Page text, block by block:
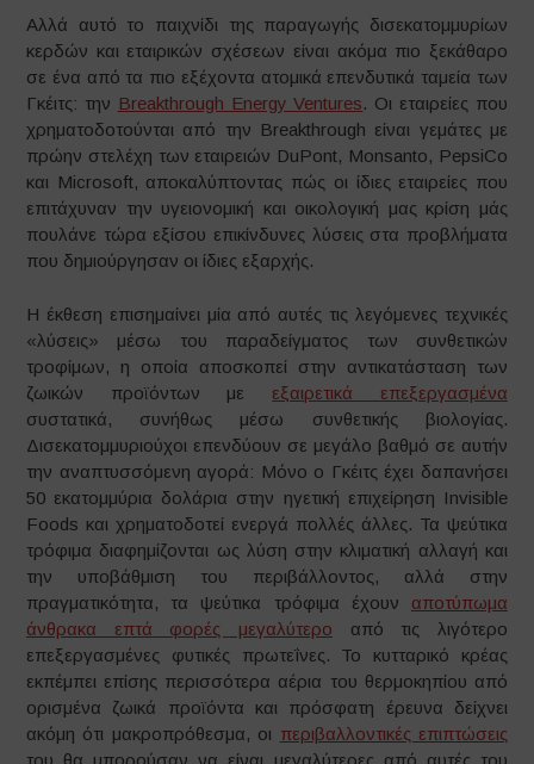
Αλλά αυτό το παιχνίδι της παραγωγής δισεκατομμυρίων
κερδών και εταιρικών σχέσεων είναι ακόμα πιο ξεκάθαρο
σε ένα από τα πιο εξέχοντα ατομικά επενδυτικά ταμεία των
Γκέιτς: την Breakthrough Energy Ventures. Οι εταιρείες που
χρηματοδοτούνται από την Breakthrough είναι γεμάτες με
πρώην στελέχη των εταιρειών DuPont, Monsanto, PepsiCo
και Microsoft, αποκαλύπτοντας πώς οι ίδιες εταιρείες που
επιτάχυναν την υγειονομική και οικολογική μας κρίση μάς
πουλάνε τώρα εξίσου επικίνδυνες λύσεις στα προβλήματα
που δημιούργησαν οι ίδιες εξαρχής.
Η έκθεση επισημαίνει μία από αυτές τις λεγόμενες τεχνικές
«λύσεις» μέσω του παραδείγματος των συνθετικών
τροφίμων, η οποία αποσκοπεί στην αντικατάσταση των
ζωικών προϊόντων με εξαιρετικά επεξεργασμένα
συστατικά, συνήθως μέσω συνθετικής βιολογίας.
Δισεκατομμυριούχοι επενδύουν σε μεγάλο βαθμό σε αυτήν
την αναπτυσσόμενη αγορά: Μόνο ο Γκέιτς έχει δαπανήσει
50 εκατομμύρια δολάρια στην ηγετική επιχείρηση Invisible
Foods και χρηματοδοτεί ενεργά πολλές άλλες. Τα ψεύτικα
τρόφιμα διαφημίζονται ως λύση στην κλιματική αλλαγή και
την υποβάθμιση του περιβάλλοντος, αλλά στην
πραγματικότητα, τα ψεύτικα τρόφιμα έχουν αποτύπωμα
άνθρακα επτά φορές μεγαλύτερο από τις λιγότερο
επεξεργασμένες φυτικές πρωτεΐνες. Το κυτταρικό κρέας
εκπέμπει επίσης περισσότερα αέρια του θερμοκηπίου από
ορισμένα ζωικά προϊόντα και πρόσφατη έρευνα δείχνει
ακόμη ότι μακροπρόθεσμα, οι περιβαλλοντικές επιπτώσεις
του θα μπορούσαν να είναι μεγαλύτερες από αυτές του